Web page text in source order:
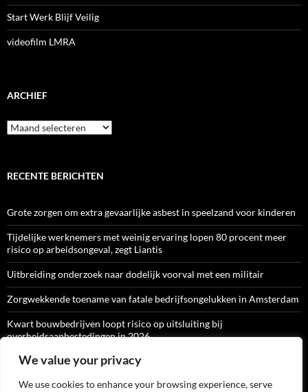
We value your privacy
We use cookies to enhance your browsing experience, serve
Start Werk Blijf Veilig
videofilm LMRA
ARCHIEF
Archief
RECENTE BERICHTEN
Grote zorgen om extra gevaarlijke asbest in speelzand voor kinderen
Tijdelijke werknemers met weinig ervaring lopen 80 procent meer
risico op arbeidsongeval, zegt Liantis
Uitbreiding onderzoek naar dodelijk voorval met een militair
Zorgwekkende toename van fatale bedrijfsongelukken in Amsterdam
Kwart bouwbedrijven loopt risico op uitsluiting bij
overheidsaanbestedingen in 2026
ARBO-CATALOGI